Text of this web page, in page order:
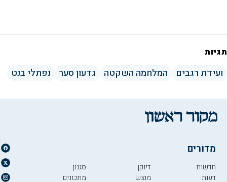
תגיות
ועידת רגבים המלחמה השקטה גדעון סער נפתלי בנט
מדורים
חדשות
דעות
דיוקן
מוצש
סגנון
מתכונים